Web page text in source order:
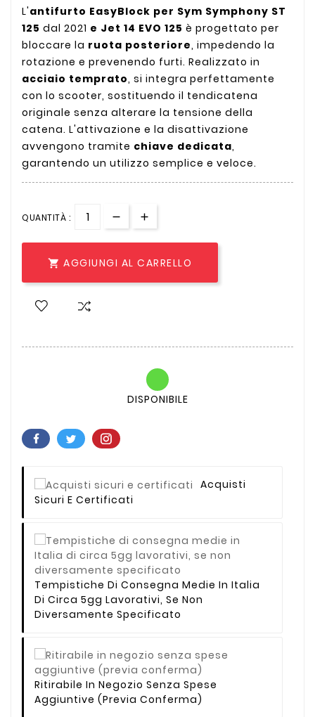
L'antifurto EasyBlock per Sym Symphony ST
125 dal 2021 e Jet 14 EVO 125 è progettato per
bloccare la ruota posteriore, impedendo la
rotazione e prevenendo furti. Realizzato in
acciaio temprato, si integra perfettamente
con lo scooter, sostituendo il tendicatena
originale senza alterare la tensione della
catena. L'attivazione e la disattivazione
avvengono tramite chiave dedicata,
garantendo un utilizzo semplice e veloce.
QUANTITÀ :
 AGGIUNGI AL CARRELLO
DISPONIBILE
Acquisti
Sicuri E Certificati
Tempistiche Di Consegna Medie In Italia
Di Circa 5gg Lavorativi, Se Non
Diversamente Specificato
Ritirabile In Negozio Senza Spese
Aggiuntive (previa Conferma)